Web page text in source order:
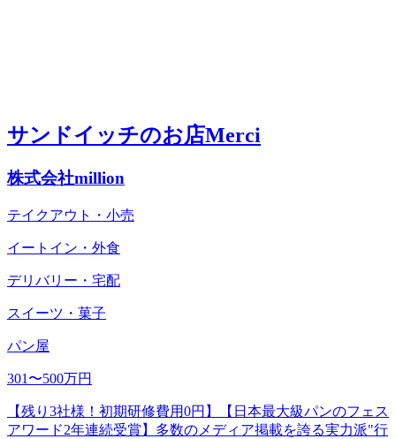
サンドイッチのお店Merci
株式会社million
テイクアウト・小売
イートイン・外食
デリバリー・宅配
スイーツ・菓子
パン屋
301〜500万円
【残り3社様！初期研修費用0円】【⽇本最⼤級パンのフェス
アワード2年連続受賞】多数のメディア掲載を誇る実力派"行